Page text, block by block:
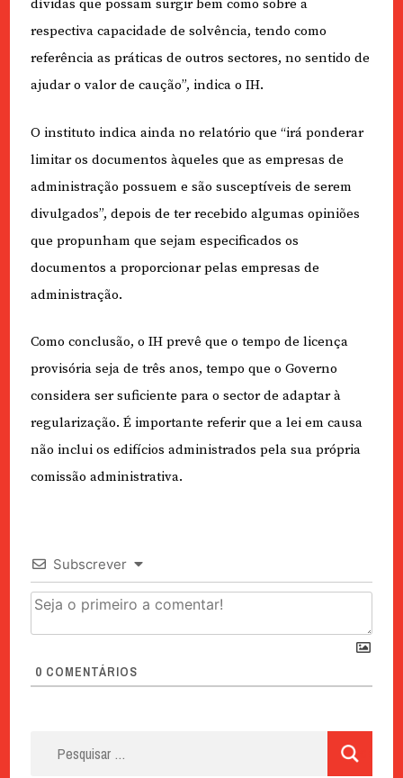
dívidas que possam surgir bem como sobre a
respectiva capacidade de solvência, tendo como
referência as práticas de outros sectores, no sentido de
ajudar o valor de caução”, indica o IH.
O instituto indica ainda no relatório que “irá ponderar
limitar os documentos àqueles que as empresas de
administração possuem e são susceptíveis de serem
divulgados”, depois de ter recebido algumas opiniões
que propunham que sejam especificados os
documentos a proporcionar pelas empresas de
administração.
Como conclusão, o IH prevê que o tempo de licença
provisória seja de três anos, tempo que o Governo
considera ser suficiente para o sector de adaptar à
regularização. É importante referir que a lei em causa
não inclui os edifícios administrados pela sua própria
comissão administrativa.
Subscrever
0 COMENTÁRIOS